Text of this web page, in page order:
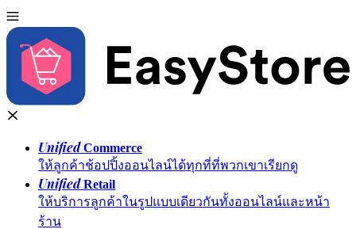
UnifiedCommerce
ให้ลูกค้าช้อปปิ้งออนไลน์ได้ทุกที่ที่พวกเขาเรียกดู
UnifiedRetail
ให้บริการลูกค้าในรูปแบบเดียวกันทั้งออนไลน์และหน้า
ร้าน